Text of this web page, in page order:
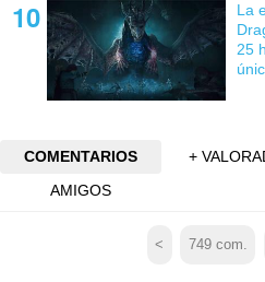
La
25
COMENTARIOS
+
AMIGOS
< 749com.